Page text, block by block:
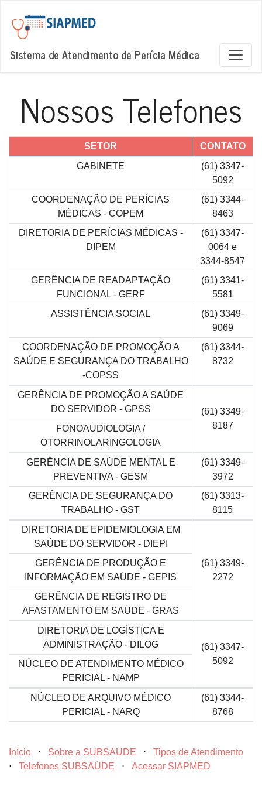
Sistema de Atendimento de Perícia Médica
Nossos Telefones
SETOR
CONTATO
GABINETE
(61) 3347-
5092
COORDENAÇÃO DE PERÍCIAS
MÉDICAS - COPEM
(61) 3344-
8463
DIRETORIA DE PERÍCIAS MÉDICAS -
DIPEM
(61) 3347-
0064 e
3344-8547
GERÊNCIA DE READAPTAÇÃO
FUNCIONAL - GERF
(61) 3341-
5581
ASSISTÊNCIA SOCIAL
(61) 3349-
9069
COORDENAÇÃO DE PROMOÇÃO A
SAÚDE E SEGURANÇA DO TRABALHO
-COPSS
(61) 3344-
8732
GERÊNCIA DE PROMOÇÃO A SAÚDE
DO SERVIDOR - GPSS
(61) 3349-
8187
FONOAUDIOLOGIA /
OTORRINOLARINGOLOGIA
GERÊNCIA DE SAÚDE MENTAL E
PREVENTIVA - GESM
(61) 3349-
3972
GERÊNCIA DE SEGURANÇA DO
TRABALHO - GST
(61) 3313-
8115
DIRETORIA DE EPIDEMIOLOGIA EM
SAÚDE DO SERVIDOR - DIEPI
(61) 3349-
2272
GERÊNCIA DE PRODUÇÃO E
INFORMAÇÃO EM SAÚDE - GEPIS
GERÊNCIA DE REGISTRO DE
AFASTAMENTO EM SAÚDE - GRAS
DIRETORIA DE LOGÍSTICA E
ADMINISTRAÇÃO - DILOG
(61) 3347-
5092
NÚCLEO DE ATENDIMENTO MÉDICO
PERICIAL - NAMP
NÚCLEO DE ARQUIVO MÉDICO
PERICIAL - NARQ
(61) 3344-
8768
Início ⋅ Sobre a SUBSAÚDE ⋅
Tipos de Atendimento
⋅
Telefones SUBSAÚDE ⋅ Acessar SIAPMED